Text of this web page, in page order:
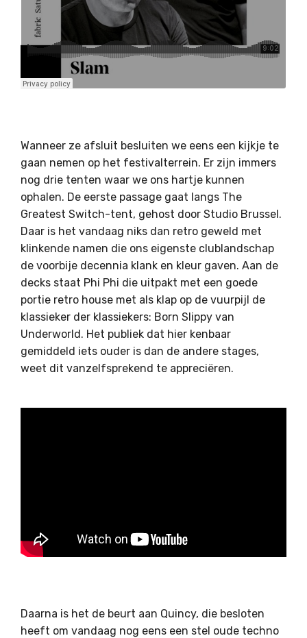
Wanneer ze afsluit besluiten we eens een kijkje te
gaan nemen op het festivalterrein. Er zijn immers
nog drie tenten waar we ons hartje kunnen
ophalen. De eerste passage gaat langs The
Greatest Switch-tent, gehost door Studio Brussel.
Daar is het vandaag niks dan retro geweld met
klinkende namen die ons eigenste clublandschap
de voorbije decennia klank en kleur gaven. Aan de
decks staat Phi Phi die uitpakt met een goede
portie retro house met als klap op de vuurpijl de
klassieker der klassiekers: Born Slippy van
Underworld. Het publiek dat hier kenbaar
gemiddeld iets ouder is dan de andere stages,
weet dit vanzelfsprekend te appreciëren.
Daarna is het de beurt aan Quincy, die besloten
heeft om vandaag nog eens een stel oude techno